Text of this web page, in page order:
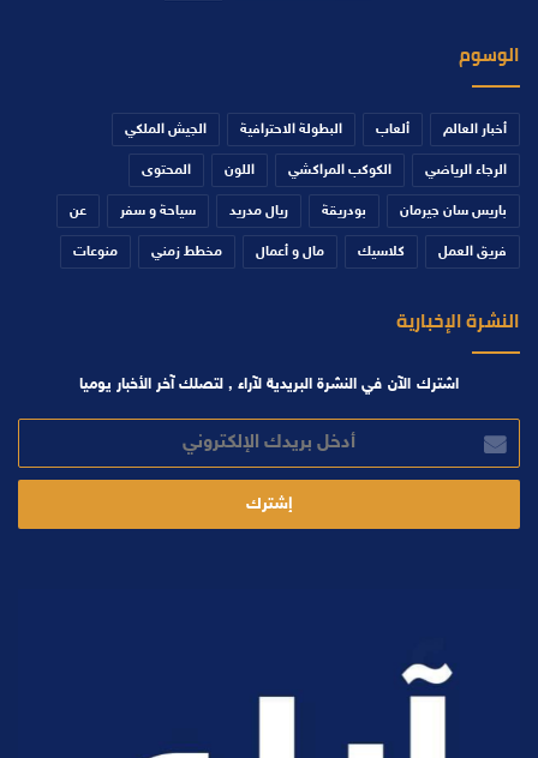
الوسوم
أخبار العالم ألعاب البطولة الاحترافية الجيش الملكي
الرجاء الرياضي الكوكب المراكشي اللون المحتوى
باريس سان جيرمان بودريقة ريال مدريد سياحة و سفر عن
فريق العمل كلاسيك مال و أعمال مخطط زمني منوعات
النشرة الإخبارية
اشترك الآن في النشرة البريدية لآراء , لتصلك آخر الأخبار يوميا
بريدك
الإلكتروني